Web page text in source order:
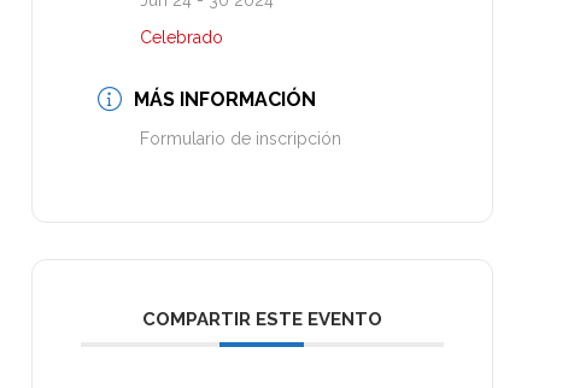
Celebrado
MÁS INFORMACIÓN
Formulario de inscripción
COMPARTIR ESTE EVENTO